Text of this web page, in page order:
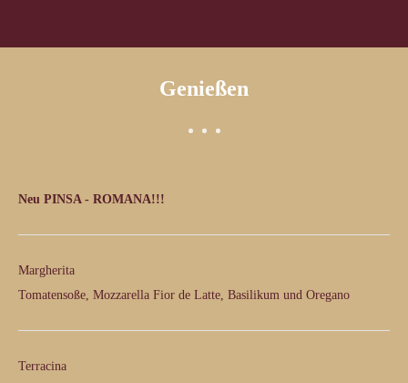
Genießen
Neu PINSA - ROMANA!!!
Margherita
Tomatensoße, Mozzarella Fior de Latte, Basilikum und Oregano
Terracina